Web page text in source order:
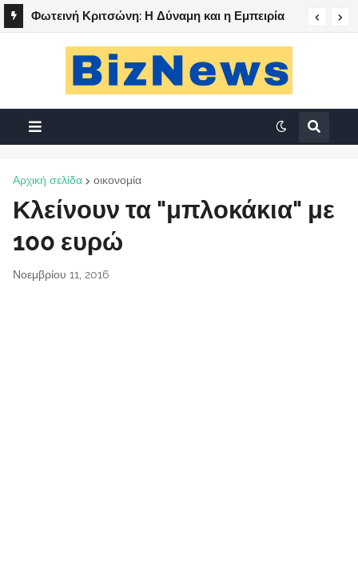
Φωτεινή Κριτσώνη: Η Δύναμη και η Εμπειρία
Αρχική σελίδα οικονομία
Κλείνουν τα "μπλοκάκια" με
100 ευρώ
Νοεμβρίου 11, 2016